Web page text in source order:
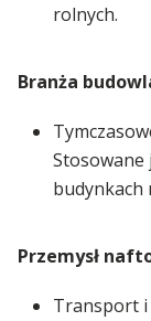
rolnych.
Branża
budynkach
Przemysł
Transport